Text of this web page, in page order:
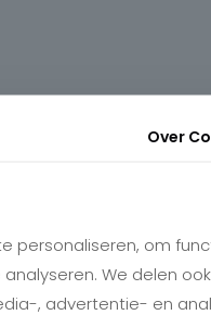
Over
personaliseren, om
We delen
, advertentie- en